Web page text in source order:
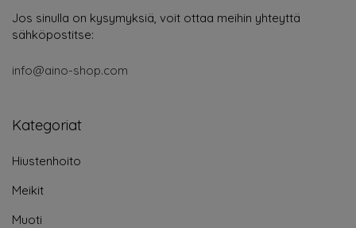
Jos sinulla on kysymyksiä, voit ottaa meihin yhteyttä
sähköpostitse:
info@aino-shop.com
Kategoriat
Hiustenhoito
Meikit
Muoti